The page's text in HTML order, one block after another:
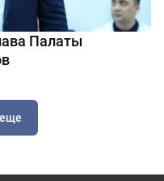
Палаты